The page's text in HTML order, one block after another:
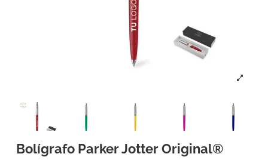
Bolígrafo Parker Jotter Original®